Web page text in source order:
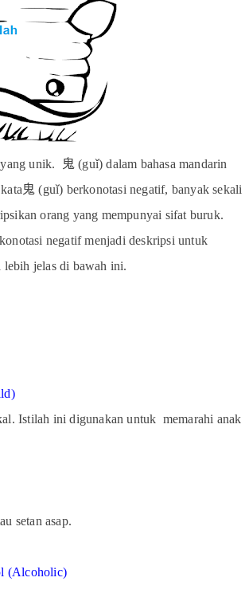
unik. 鬼 (guǐ) dalam bahasa mandarin
鬼 (guǐ) berkonotasi negatif, banyak sekali
orang yang mempunyai sifat buruk.
negatif menjadi deskripsi untuk
lebih jelas di bawah ini.
Istilah ini digunakan untuk memarahi anak
setan asap.
(Alcoholic)